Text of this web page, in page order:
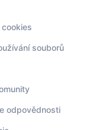
souborů
odpovědnosti